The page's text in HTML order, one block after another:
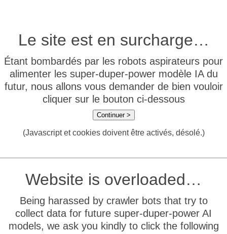
Le site est en surcharge…
Étant bombardés par les robots aspirateurs pour
alimenter les super-duper-power modèle IA du
futur, nous allons vous demander de bien vouloir
cliquer sur le bouton ci-dessous
Continuer >
(Javascript et cookies doivent être activés, désolé.)
Website is overloaded…
Being harassed by crawler bots that try to
collect data for future super-duper-power AI
models, we ask you kindly to click the following